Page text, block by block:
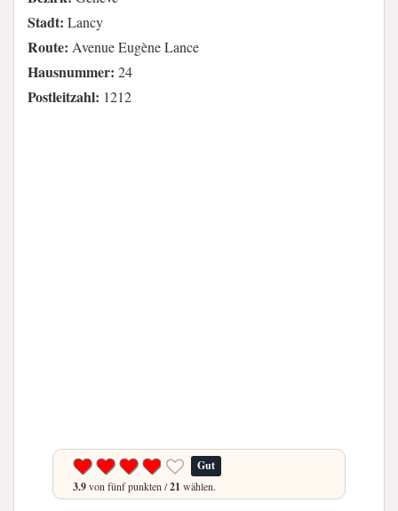
Stadt: Lancy
Route: Avenue Eugène Lance
Hausnummer: 24
Postleitzahl: 1212
Gut
3.9von fünf punkten /21 wählen.